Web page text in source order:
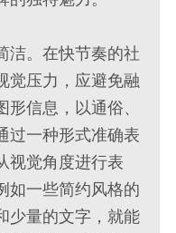
洁。在快节奏的社
觉压力，应避免融
形信息，以通俗、
过一种形式准确表
视觉角度进行表
如一些简约风格的
少量的文字，就能